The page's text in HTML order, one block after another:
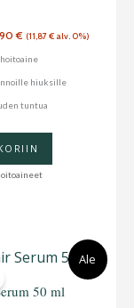
€ (11,87€ alv. 0%)
hiuksille
tuntua
Ale
50 ml
€.
Nykyinen
hinta
14,90 €.